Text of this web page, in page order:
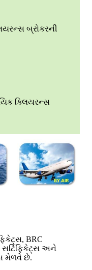
બ્રોકરની
ક્લિયરન્સ
BRC
સર્ટિફિકેટ્સ અને
મેળવે છે.